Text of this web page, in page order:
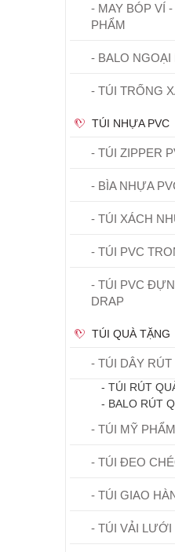
- MAY BÓP VÍ
PHẨM
- BALO
- TÚI TRỐNG
TÚI NHỰA PVC
- TÚI ZIPPER
- BÌA NHỰA
- TÚI XÁCH
- TÚI PVC
- TÚI PVC
DRAP
TÚI QUÀ TẶNG
- TÚI DÂY RÚT
- TÚI RÚT
- BALO RÚT
- TÚI MỸ PHẨM
- TÚI ĐEO
- TÚI GIAO
- TÚI VẢI LƯỚI